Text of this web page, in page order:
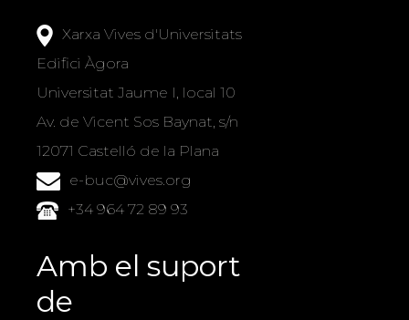
Xarxa Vives d'Universitats
Edifici Àgora
Universitat Jaume I, local 10
Av. de Vicent Sos Baynat, s/n
12071 Castelló de la Plana
e-buc@vives.org
+34 964 72 89 93
Amb el suport
de